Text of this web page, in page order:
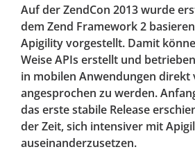
Auf der ZendCon 2013 wurde
dem Zend Framework 2
Apigility vorgestellt. Damit
Weise APIs erstellt und
in mobilen Anwendungen direkt
angesprochen zu werden.
das ­erste stabile Release
der Zeit, sich intensiver mit
auseinanderzusetzen.